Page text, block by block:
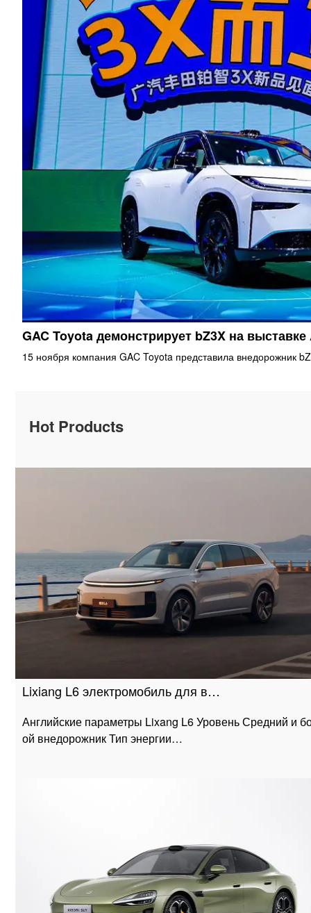
GAC Toyota демонстрирует bZ3X на
15 ноября компания GAC Toyota представила внедорожник
Hot Products
Lixiang L6 электромобиль для в…
Английские параметры Lixang L6 Уровень Средний и
ой внедорожник Тип энергии…